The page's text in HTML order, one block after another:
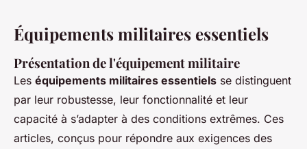
Équipements militaires essentiels
Présentation de l'équipement militaire
Les équipements militaires essentiels se distinguent
par leur robustesse, leur fonctionnalité et leur
capacité à s’adapter à des conditions extrêmes. Ces
articles, conçus pour répondre aux exigences des